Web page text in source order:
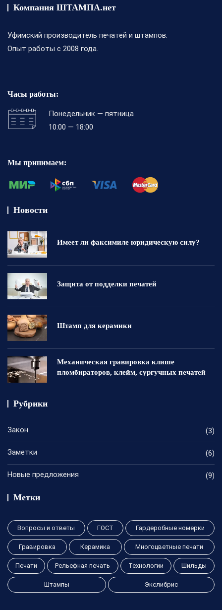
Компания ШТАМПА.нет
Уфимский производитель печатей и штампов.
Опыт работы с 2008 года.
Часы работы:
Понедельник — пятница
10:00 — 18:00
Мы принимаем:
Новости
Имеет ли факсимиле юридическую силу?
Защита от подделки печатей
Штамп для керамики
Механическая гравировка клише
пломбираторов, клейм, сургучных печатей
Рубрики
Закон (3)
Заметки (6)
Новые предложения (9)
Метки
Вопросы и ответы ГОСТ Гардеробные номерки
Гравировка Керамика Многоцветные печати
Печати Рельефная печать Технологии Шильды
Штампы Экслибрис